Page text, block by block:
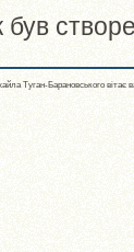
був
Туган-Барановського вітає